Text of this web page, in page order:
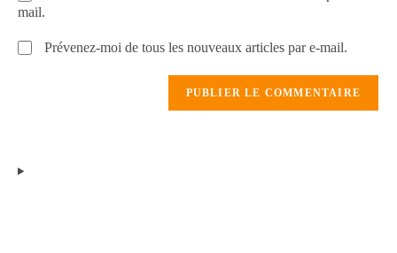
mail.
Prévenez-moi de tous les nouveaux articles par e-mail.